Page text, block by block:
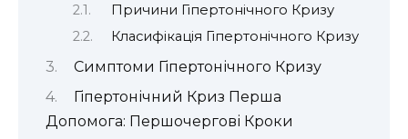
Причини Гіпертонічного Кризу
Класифікація Гіпертонічного Кризу
Симптоми Гіпертонічного Кризу
Гіпертонічний Криз Перша
Допомога: Першочергові Кроки